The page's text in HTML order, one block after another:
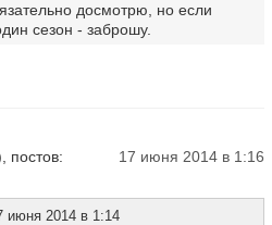
досмотрю, но если
сезон - заброшу.
постов:
17 июня 2014 в 1:16
июня 2014 в 1:14